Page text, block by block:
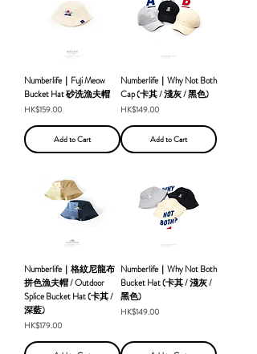
Numberlife｜Fuji Meow
Bucket Hat 砂洗漁夫帽
Price
HK$159.00
Add to Cart
Numberlife｜Why Not Both
Cap (卡其 / 淺灰 / 黑色)
Price
HK$149.00
Add to Cart
Numberlife｜格紋尼龍布
拼色漁夫帽 / Outdoor
Splice Bucket Hat (卡其 /
深藍)
Price
HK$179.00
Numberlife｜Why Not Both
Bucket Hat (卡其 / 淺灰 /
黑色)
Price
HK$149.00